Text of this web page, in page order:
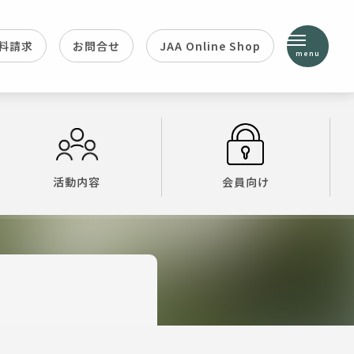
請求 お問合せ JAA Online Shop menu
活動内容 会員向け